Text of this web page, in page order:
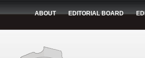
ABOUT EDITORIAL BOARD